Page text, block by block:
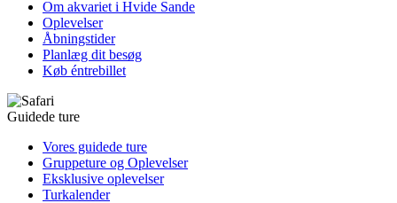
Om akvariet i Hvide Sande
Oplevelser
Åbningstider
Planlæg dit besøg
Køb éntrebillet
Guidede ture
Vores guidede ture
Gruppeture og Oplevelser
Eksklusive oplevelser
Turkalender